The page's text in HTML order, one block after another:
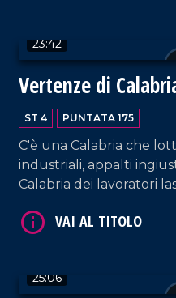
23:42
Vertenze di
Fiom CGIL
ST 4 PUNTATA 175
C'è una Calabria che
industriali, appalti
Calabria dei lavoratori
competenze escluse e
25:06
VAI AL TITOLO